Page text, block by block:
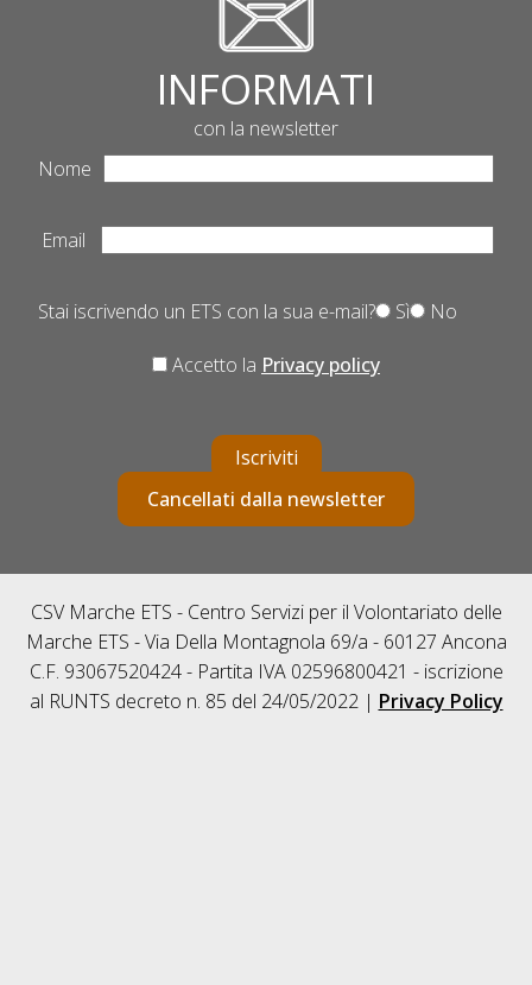
INFORMATI
con la newsletter
Nome
Email
Stai iscrivendo un ETS con la sua e-mail? Sì No
Accetto la Privacy policy
Iscriviti
Cancellati dalla newsletter
CSV Marche ETS - Centro Servizi per il Volontariato delle
Marche ETS - Via Della Montagnola 69/a - 60127 Ancona
C.F. 93067520424 - Partita IVA 02596800421 - iscrizione
al RUNTS decreto n. 85 del 24/05/2022 | Privacy Policy